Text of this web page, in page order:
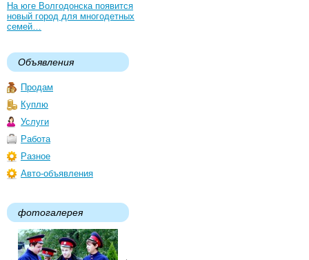
На юге Волгодонска появится
новый город для многодетных
семей…
Объявления
Продам
Куплю
Услуги
Работа
Разное
Авто-объявления
фотогалерея